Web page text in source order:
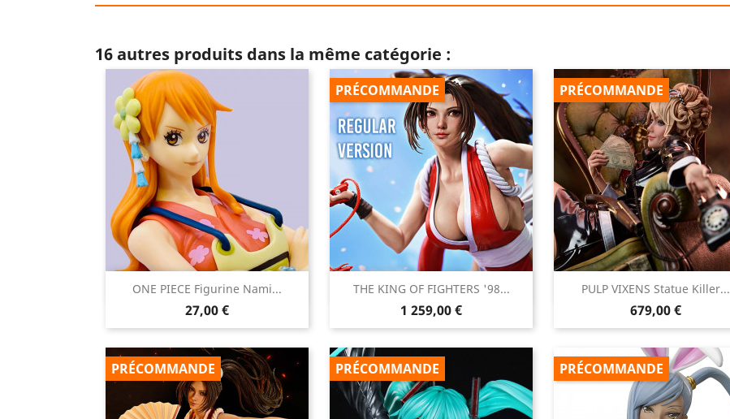
16 autres produits dans la même catégorie :
ONE PIECE Figurine Nami...
Prix
27,00 €
Aperçu rapide THE KING OF FIGHTERS '98...
Prix
1 259,00 €
PRÉCOMMANDE
Aperçu rapide PULP VIXENS Statue Killer...
Prix
679,00 €
PRÉCOMMANDE
Aperçu rapide
PRÉCOMMANDE PRÉCOMMANDE PRÉCOMMANDE